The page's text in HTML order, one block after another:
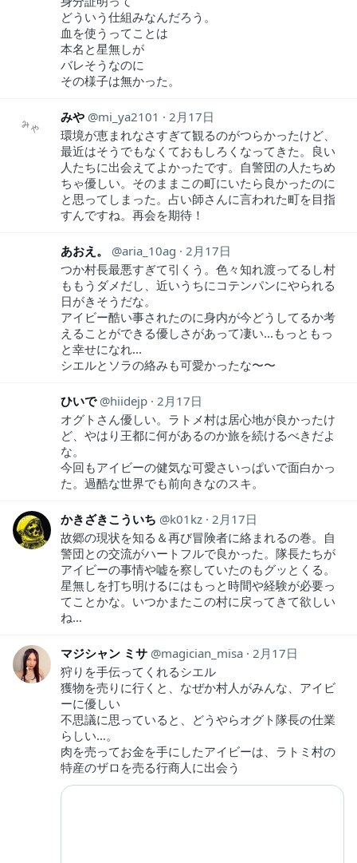
どういう仕組みなんだろう。
血を使うってことは
本名と星無しが
バレそうなのに
その様子は無かった。
みや mi_ya2101
2月17日
環境が恵まれなさすぎて観るのがつらかったけど、
最近はそうでもなくておもしろくなってきた。良い
人たちに出会えてよかったです。自警団の人たちめ
ちゃ優しい。そのままこの町にいたら良かったのに
と思ってしまった。占い師さんに言われた町を目指
すんですね。再会を期待！
あおえ。 aria_10ag
2月17日
つか村長最悪すぎて引くう。色々知れ渡ってるし村
ももうダメだし、近いうちにコテンパンにやられる
日がきそうだな。
アイビー酷い事されたのに身内が今どうしてるか考
えることができる優しさがあって凄い...もっともっ
と幸せになれ...
シエルとソラの絡みも可愛かったな〜〜
ひいで hiidejp
2月17日
オグトさん優しい。ラトメ村は居心地が良かったけ
ど、やはり王都に何があるのか旅を続けるべきだよ
な。
今回もアイビーの健気な可愛さいっぱいで面白かっ
た。過酷な世界でも前向きなのスキ。
かきざきこういち k01kz
2月17日
故郷の現状を知る＆再び冒険者に絡まれるの巻。自
警団との交流がハートフルで良かった。隊長たちが
アイビーの事情や嘘を察していたのもグッとくる。
星無しを打ち明けるにはもっと時間や経験が必要っ
てことかな。いつかまたこの村に戻ってきて欲しい
ね…
マジシャン ミサ magician_misa
2月17日
狩りを手伝ってくれるシエル
獲物を売りに行くと、なぜか村人がみんな、アイビ
ーに優しい
不思議に思っていると、どうやらオグト隊長の仕業
らしい…。
肉を売ってお金を手にしたアイビーは、ラトミ村の
特産のザロを売る行商人に出会う